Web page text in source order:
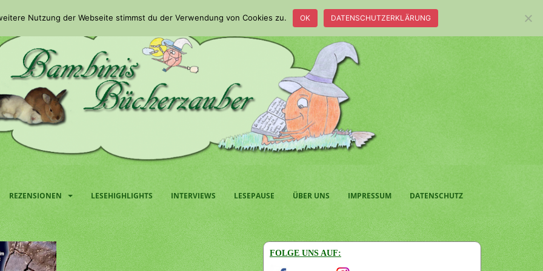
REZENSIONEN LESEHIGHLIGHTS INTERVIEWS LESEPAUSE ÜBER UNS IMPRESSUM DATENSCHUTZ
FOLGE UNS AUF:
Nutzung der Webseite stimmst du der Verwendung von Cookies zu. OK DATENSCHUTZERKLÄRUNG